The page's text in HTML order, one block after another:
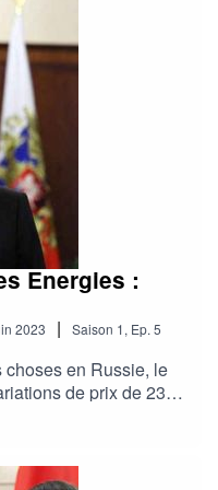
le carreau.
avec Laurent Horvath
Energies :
2023 | Saison 1, Ep. 5
en Russie, le
de prix de 23 à
le diesel qui arrive en
l'Inde et l'Arabie
Siemens Gamesa
à réaliser sur